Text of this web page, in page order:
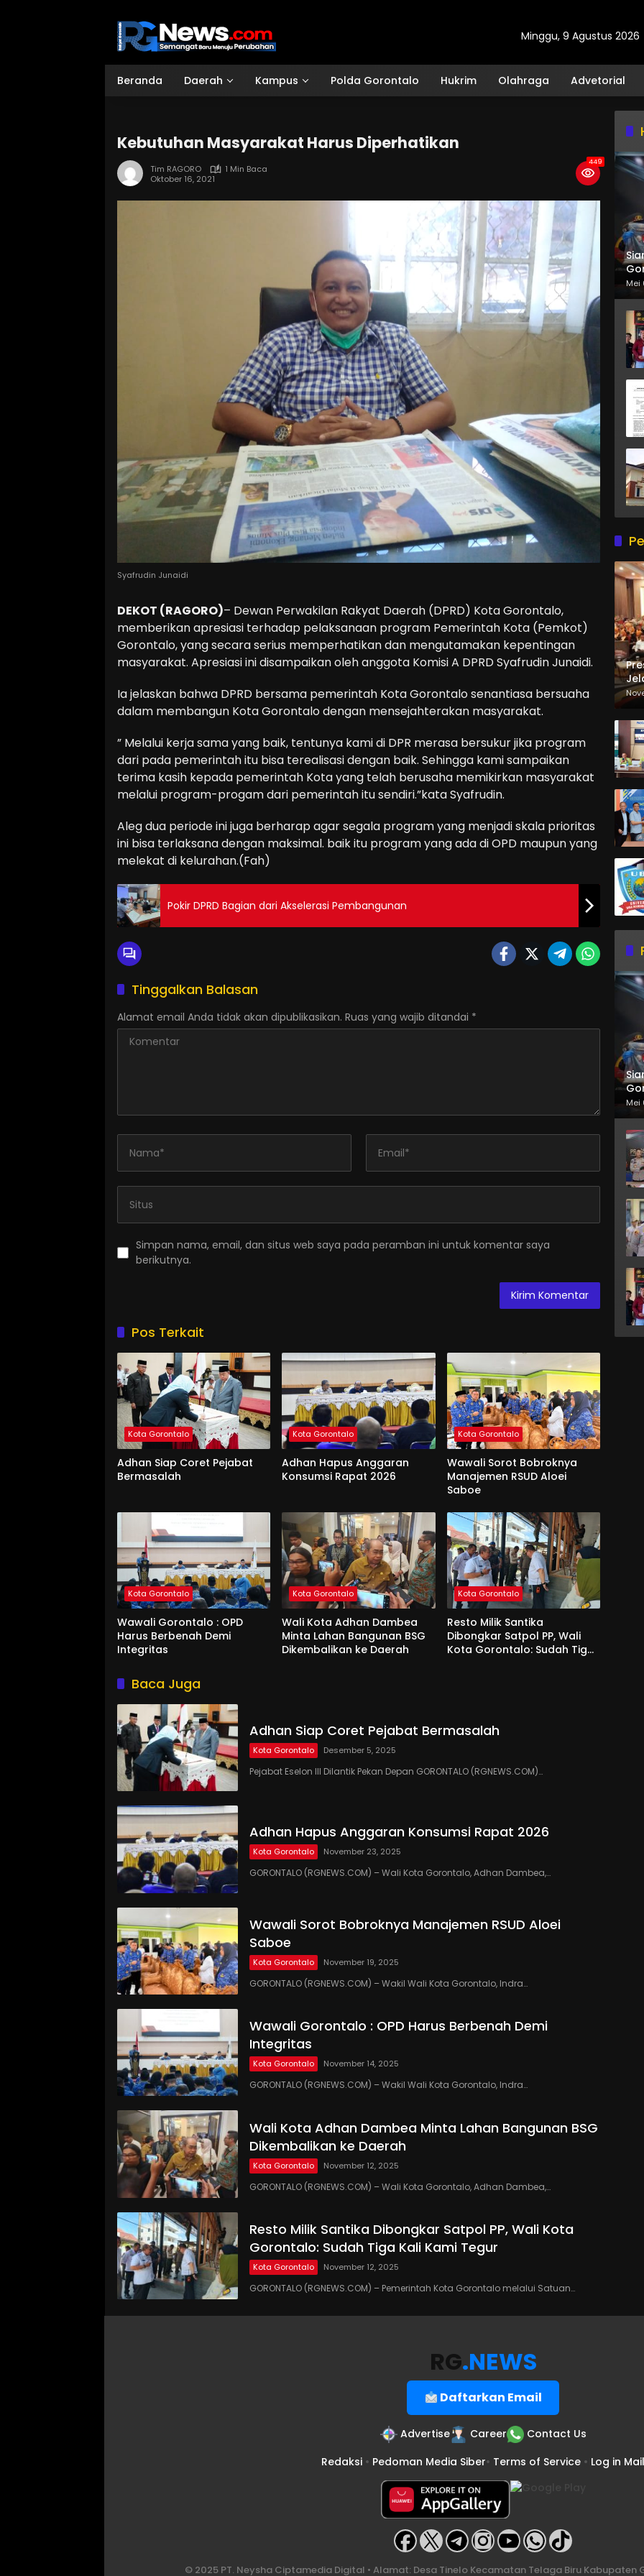
Minggu, 9 Agustus 2026
Beranda Daerah Kampus Polda Gorontalo Hukrim Olahraga Advetorial
Kebutuhan Masyarakat Harus Diperhatikan
Tim RAGORO
1 Min Baca
Oktober 16, 2021
449
Syafrudin Junaidi
DEKOT (RAGORO)– Dewan Perwakilan Rakyat Daerah (DPRD) Kota Gorontalo,
memberikan apresiasi terhadap pelaksanaan program Pemerintah Kota (Pemkot)
Gorontalo, yang secara serius memperhatikan dan mengutamakan kepentingan
masyarakat. Apresiasi ini disampaikan oleh anggota Komisi A DPRD Syafrudin Junaidi.
Ia jelaskan bahwa DPRD bersama pemerintah Kota Gorontalo senantiasa bersuaha
dalam membangun Kota Gorontalo dengan mensejahterakan masyarakat.
” Melalui kerja sama yang baik, tentunya kami di DPR merasa bersukur jika program
dari pada pemerintah itu bisa terealisasi dengan baik. Sehingga kami sampaikan
terima kasih kepada pemerintah Kota yang telah berusaha memikirkan masyarakat
melalui program-progam dari pemerintah itu sendiri.”kata Syafrudin.
Aleg dua periode ini juga berharap agar segala program yang menjadi skala prioritas
ini bisa terlaksana dengan maksimal. baik itu program yang ada di OPD maupun yang
melekat di kelurahan.(Fah)
Pokir DPRD Bagian dari Akselerasi Pembangunan
Tinggalkan Balasan
Alamat email Anda tidak akan dipublikasikan. Ruas yang wajib ditandai *
Simpan nama, email, dan situs web saya pada peramban ini untuk komentar saya
berikutnya.
Pos Terkait
Kota Gorontalo
Adhan Siap Coret Pejabat
Bermasalah
Kota Gorontalo
Adhan Hapus Anggaran
Konsumsi Rapat 2026
Kota Gorontalo
Wawali Sorot Bobroknya
Manajemen RSUD Aloei
Saboe
Kota Gorontalo
Wawali Gorontalo : OPD
Harus Berbenah Demi
Integritas
Kota Gorontalo
Wali Kota Adhan Dambea
Minta Lahan Bangunan BSG
Dikembalikan ke Daerah
Kota Gorontalo
Resto Milik Santika
Dibongkar Satpol PP, Wali
Kota Gorontalo: Sudah Tiga
Baca Juga
Adhan Siap Coret Pejabat Bermasalah
Kota Gorontalo Desember 5, 2025
Pejabat Eselon III Dilantik Pekan Depan GORONTALO (RGNEWS.COM)…
Adhan Hapus Anggaran Konsumsi Rapat 2026
Kota Gorontalo November 23, 2025
GORONTALO (RGNEWS.COM) – Wali Kota Gorontalo, Adhan Dambea,…
Wawali Sorot Bobroknya Manajemen RSUD Aloei
Saboe
Kota Gorontalo November 19, 2025
GORONTALO (RGNEWS.COM) – Wakil Wali Kota Gorontalo, Indra…
Wawali Gorontalo : OPD Harus Berbenah Demi
Integritas
Kota Gorontalo November 14, 2025
GORONTALO (RGNEWS.COM) – Wakil Wali Kota Gorontalo, Indra…
Wali Kota Adhan Dambea Minta Lahan Bangunan BSG
Dikembalikan ke Daerah
Kota Gorontalo November 12, 2025
GORONTALO (RGNEWS.COM) – Wali Kota Gorontalo, Adhan Dambea,…
Resto Milik Santika Dibongkar Satpol PP, Wali Kota
Gorontalo: Sudah Tiga Kali Kami Tegur
Kota Gorontalo November 12, 2025
GORONTALO (RGNEWS.COM) – Pemerintah Kota Gorontalo melalui Satuan…
Mei
Mei
RG.NEWS
Daftarkan Email
Advertise Career
Contact Us
Redaksi • Pedoman Media Siber• Terms of Service • Log in Mail
© 2025 PT. Neysha Ciptamedia Digital • Alamat: Desa Tinelo Kecamatan Telaga Biru